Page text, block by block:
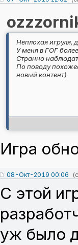
Неплохая игруля,
У меня в ГОГ
Странно
По поводу
новый контент)
Игра
08-Окт-2019 00:06
С этой
уж было